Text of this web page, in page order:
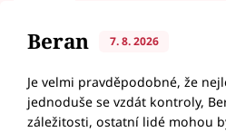
Beran 7. 8. 2026
Je velmi pravděpodobné, že
jednoduše se vzdát kontroly,
záležitosti, ostatní lidé mohou